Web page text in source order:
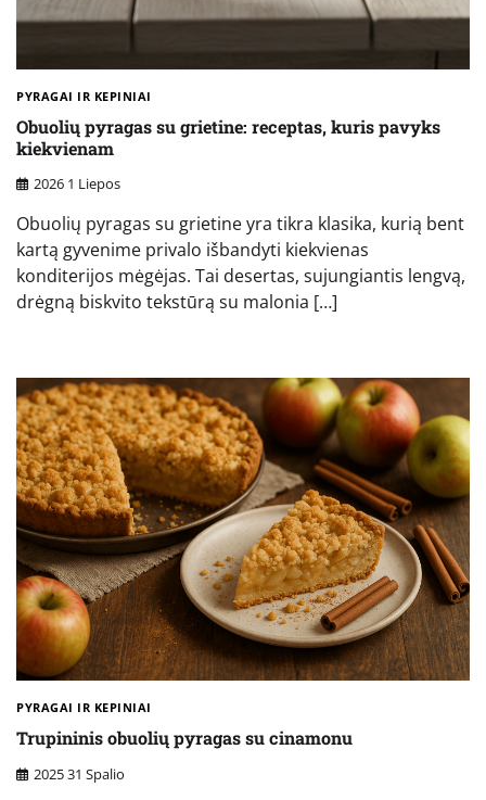
PYRAGAI IR KEPINIAI
Obuolių pyragas su grietine: receptas, kuris pavyks
kiekvienam
2026 1 Liepos
Obuolių pyragas su grietine yra tikra klasika, kurią bent
kartą gyvenime privalo išbandyti kiekvienas
konditerijos mėgėjas. Tai desertas, sujungiantis lengvą,
drėgną biskvito tekstūrą su malonia […]
PYRAGAI IR KEPINIAI
Trupininis obuolių pyragas su cinamonu
2025 31 Spalio